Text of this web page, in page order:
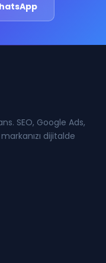
SEO, Google Ads,
dijitalde